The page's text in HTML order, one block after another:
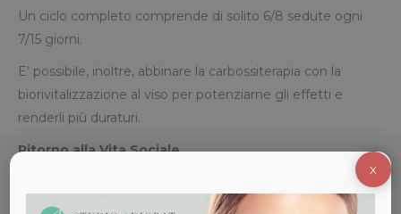
Un ciclo completo comprende di solito 6/8 sedute ogni
7/15 giorni.
E’ possibile, inoltre, abbinare la carbossiterapia con la
biorivitalizzazione al viso per potenziarne gli effetti e
renderli più duraturi.
Ritorno alla Vita Sociale
scomparirà nel giro di poche ore.
X